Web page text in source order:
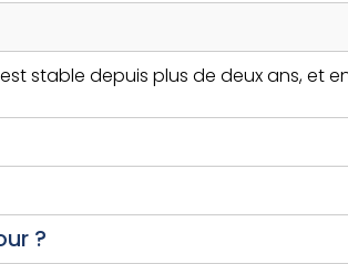
stable depuis plus de deux ans, et
?